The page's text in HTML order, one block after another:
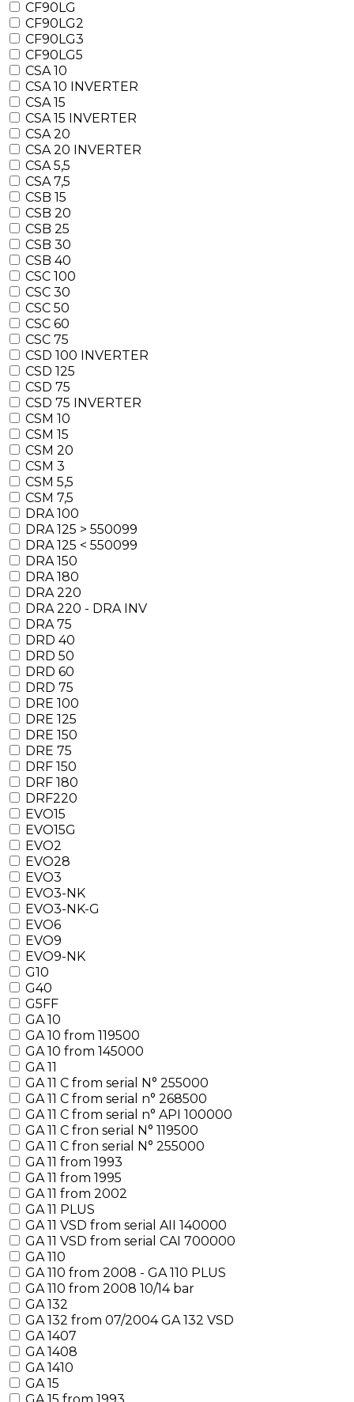
CF90LG
CF90LG2
CF90LG3
CF90LG5
CSA 10
CSA 10 INVERTER
CSA 15
CSA 15 INVERTER
CSA 20
CSA 20 INVERTER
CSA 5,5
CSA 7,5
CSB 15
CSB 20
CSB 25
CSB 30
CSB 40
CSC 100
CSC 30
CSC 50
CSC 60
CSC 75
CSD 100 INVERTER
CSD 125
CSD 75
CSD 75 INVERTER
CSM 10
CSM 15
CSM 20
CSM 3
CSM 5,5
CSM 7,5
DRA 100
DRA 125 > 550099
DRA 125 < 550099
DRA 150
DRA 180
DRA 220
DRA 220 - DRA INV
DRA 75
DRD 40
DRD 50
DRD 60
DRD 75
DRE 100
DRE 125
DRE 150
DRE 75
DRF 150
DRF 180
DRF220
EVO15
EVO15G
EVO2
EVO28
EVO3
EVO3-NK
EVO3-NK-G
EVO6
EVO9
EVO9-NK
G10
G40
G5FF
GA 10
GA 10 from 119500
GA 10 from 145000
GA 11
GA 11 C from serial N° 255000
GA 11 C from serial n° 268500
GA 11 C from serial n° API 100000
GA 11 C fron serial N° 119500
GA 11 C fron serial N° 255000
GA 11 from 1993
GA 11 from 1995
GA 11 from 2002
GA 11 PLUS
GA 11 VSD from serial AII 140000
GA 11 VSD from serial CAI 700000
GA 110
GA 110 from 2008 - GA 110 PLUS
GA 110 from 2008 10/14 bar
GA 132
GA 132 from 07/2004 GA 132 VSD
GA 1407
GA 1408
GA 1410
GA 15